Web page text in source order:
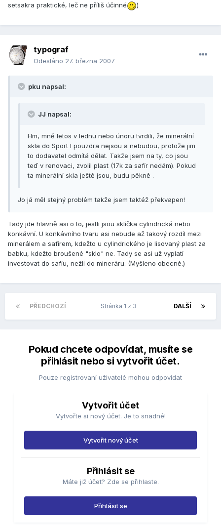
setsakra praktické, leč ne příliš účinné
)
typograf
Odesláno 27. března 2007
pku napsal:
JJ napsal:
Hm, mně letos v lednu nebo únoru tvrdili, že minerální
skla do Sport I pouzdra nejsou a nebudou, protože jim
to dodavatel odmítá dělat. Takže jsem na ty, co jsou
teď v renovaci, zvolil plast (17k za safír nedám). Pokud
ta minerální skla ještě jsou, budu pěkně .
Jo já měl stejný problém takže jsem taktéž překvapen!
Tady jde hlavně asi o to, jestli jsou sklíčka cylindrická nebo
konkávní. U konkávního tvaru asi nebude až takový rozdíl mezi
minerálem a safírem, kdežto u cylindrického je lisovaný plast za
babku, kdežto broušené "sklo" ne. Tady se asi už vyplatí
investovat do safíu, nežli do mineráru. (Myšleno obecně.)
PŘEDCHOZÍ DALŠÍ
Stránka 1 z 3
Pokud chcete odpovídat, musíte se
přihlásit nebo si vytvořit účet.
Pouze registrovaní uživatelé mohou odpovídat
Vytvořit účet
Vytvořte si nový účet. Je to snadné!
Vytvořit nový účet
Přihlásit se
Máte již účet? Zde se přihlaste.
Přihlásit se